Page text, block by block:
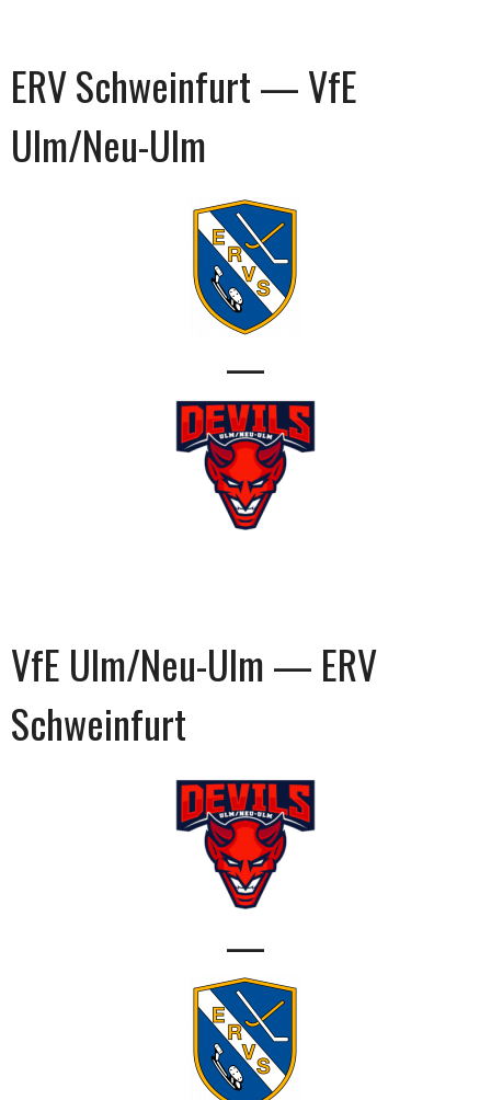
ERV Schweinfurt — VfE
Ulm/Neu-Ulm
—
VfE Ulm/Neu-Ulm — ERV
Schweinfurt
—